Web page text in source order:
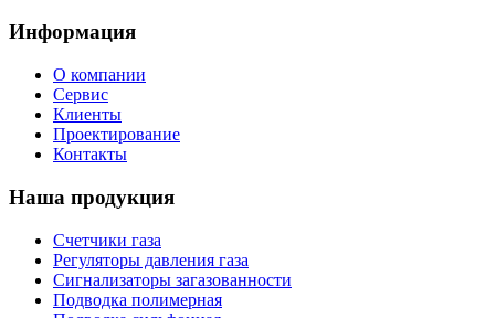
Информация
О компании
Сервис
Клиенты
Проектирование
Контакты
Наша продукция
Счетчики газа
Регуляторы давления газа
Сигнализаторы загазованности
Подводка полимерная